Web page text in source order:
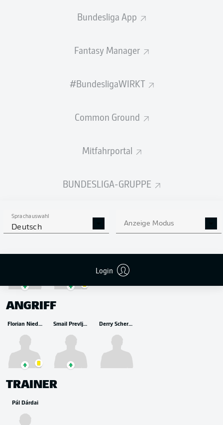
Bundesliga App
Fantasy Manager
#BundesligaWIRKT
Common Ground
Mitfahrportal
BUNDESLIGA-GRUPPE
Sprachauswahl
Deutsch Anzeige Modus
Login
VERTEIDIGUNG
MITTELFELD
ANGRIFF
Florian Niederlechner Smail Prevljak Derry Scherhant
TRAINER
Pál Dárdai